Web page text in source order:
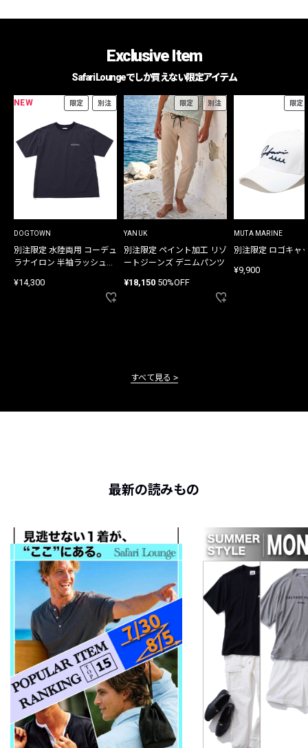
Exclusive Item
Safari Loungeでしか買えない限定アイテム
NEW 限定 別注
DOGTOWN
別注限定 水陸両用 コーデュ
ラナイロン 半袖ラッシュガ
¥14,300
限定 別注
YANUK
別注限定 ペイント加工 リゾ
ートジーンズ デニムパンツ
¥18,150 50%OFF
限定
MUTA MARINE
別注限定 ロゴキャ
¥9,900
すべて見る
最新の読みもの